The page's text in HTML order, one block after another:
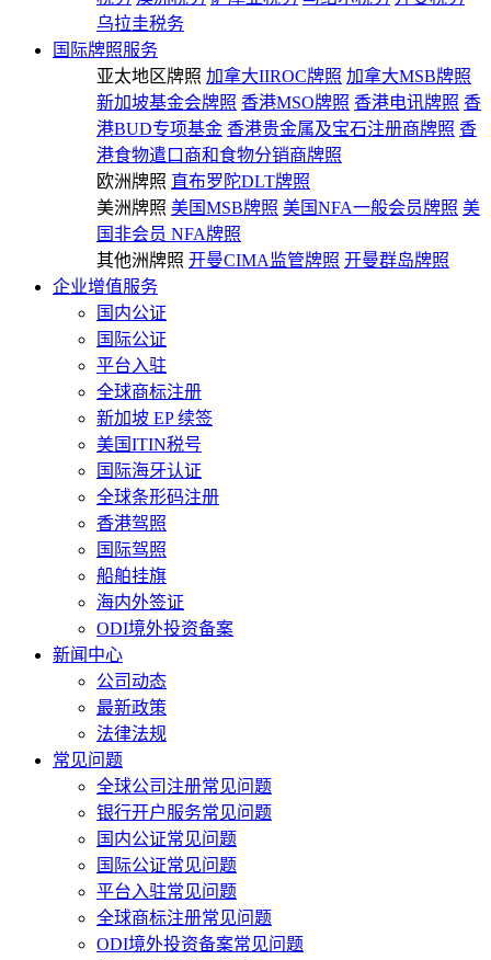
乌拉圭税务
国际牌照服务
亚太地区牌照 加拿大IIROC牌照 加拿大MSB牌照
新加坡基金会牌照 香港MSO牌照 香港电讯牌照 香
港BUD专项基金 香港贵金属及宝石注册商牌照 香
港食物遣口商和食物分销商牌照
欧洲牌照 直布罗陀DLT牌照
美洲牌照 美国MSB牌照 美国NFA一般会员牌照 美
国非会员 NFA牌照
其他洲牌照 开曼CIMA监管牌照 开曼群岛牌照
企业增值服务
国内公证
国际公证
平台入驻
全球商标注册
新加坡 EP 续签
美国ITIN税号
国际海牙认证
全球条形码注册
香港驾照
国际驾照
船舶挂旗
海内外签证
ODI境外投资备案
新闻中心
公司动态
最新政策
法律法规
常见问题
全球公司注册常见问题
银行开户服务常见问题
国内公证常见问题
国际公证常见问题
平台入驻常见问题
全球商标注册常见问题
ODI境外投资备案常见问题